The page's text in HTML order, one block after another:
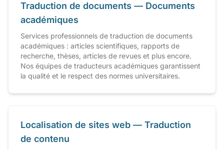
Traduction de documents — Documents
académiques
Services professionnels de traduction de documents
académiques : articles scientifiques, rapports de
recherche, thèses, articles de revues et plus encore.
Nos équipes de traducteurs académiques garantissent
la qualité et le respect des normes universitaires.
Localisation de sites web — Traduction
de contenu